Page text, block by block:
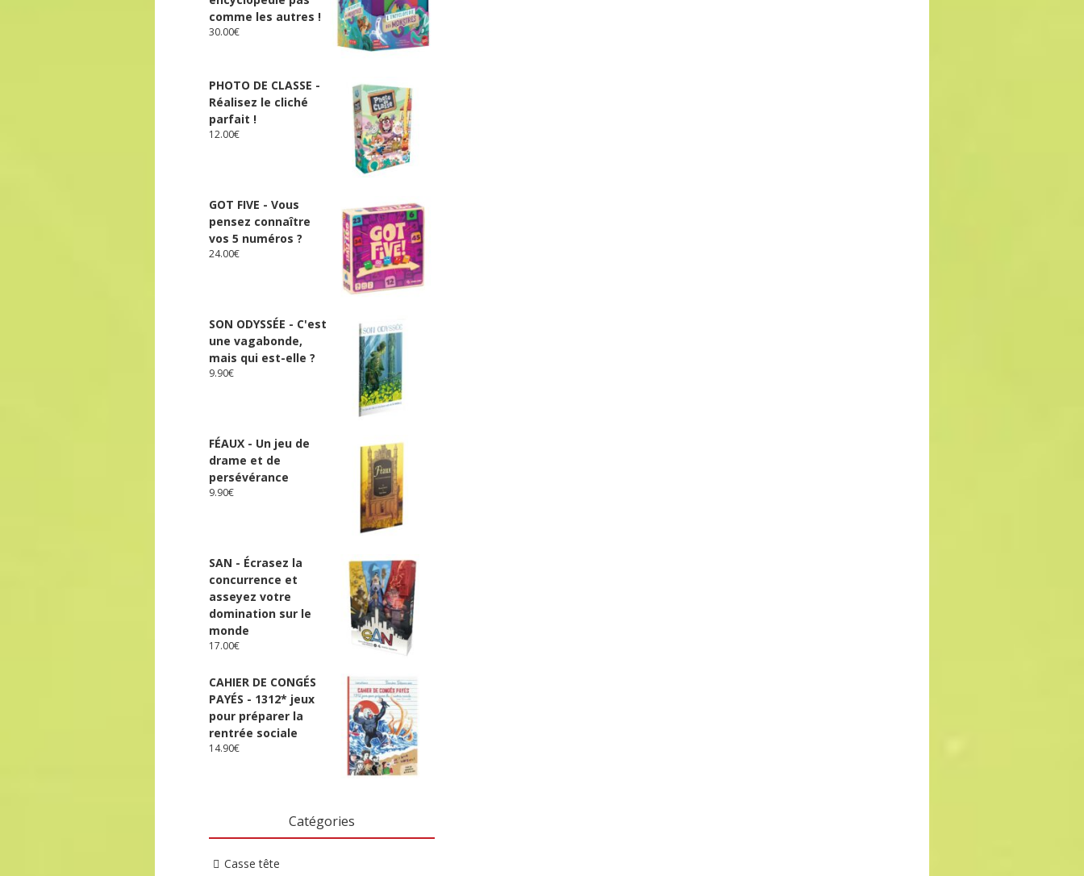
comme les autres !
30.00€
PHOTO DE CLASSE -
Réalisez le cliché
parfait !
12.00€
GOT FIVE - Vous
pensez connaître
vos 5 numéros ?
24.00€
SON ODYSSÉE - C'est
une vagabonde,
mais qui est-elle ?
9.90€
FÉAUX - Un jeu de
drame et de
persévérance
9.90€
SAN - Écrasez la
concurrence et
asseyez votre
domination sur le
monde
17.00€
CAHIER DE CONGÉS
PAYÉS - 1312* jeux
pour préparer la
rentrée sociale
14.90€
Catégories
Casse tête